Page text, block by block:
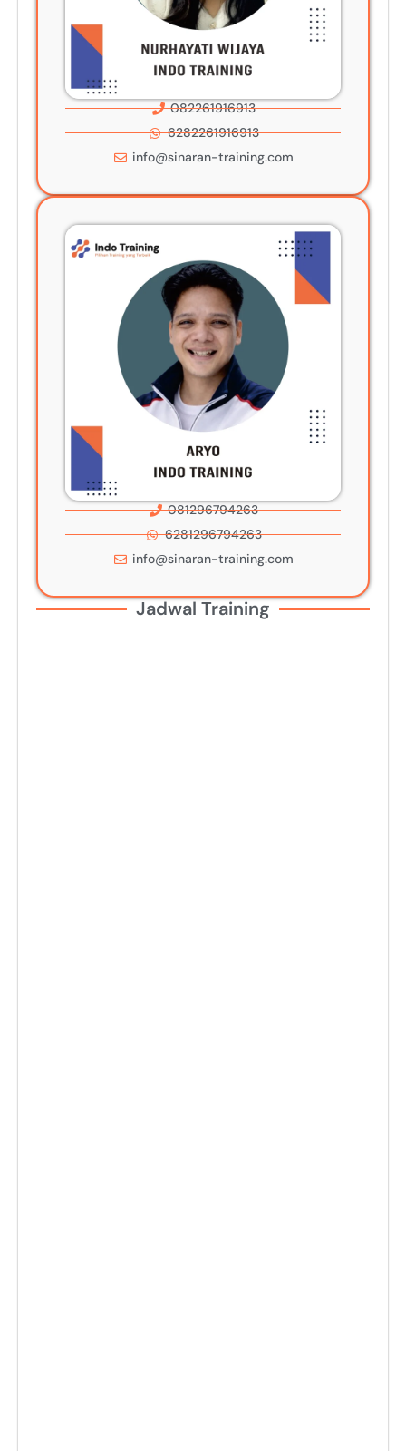
082261916913
6282261916913
info@sinaran-training.com
081296794263
6281296794263
info@sinaran-training.com
Jadwal Training